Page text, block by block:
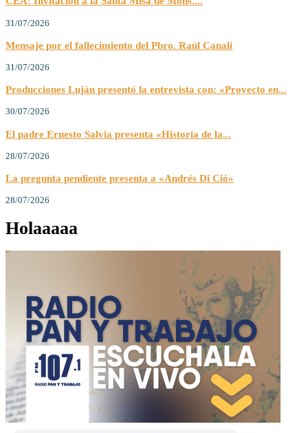
31/07/2026
Mensaje por el fallecimiento del Pbro. Raúl Canali
31/07/2026
Producciones Luján presentó la entrevista con: «Proyecto en...
30/07/2026
El padre Ernesto Salvia presenta «Historia de la...
28/07/2026
La pregunta pendiente presenta a «Andrés Di Ció»
28/07/2026
Holaaaaa